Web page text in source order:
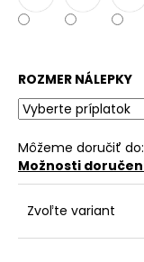
ROZMER NÁLEPKY
Môžeme doručiť do:
Možnosti
Zvoľte variant
O
d
o
r
ú
a
m
e